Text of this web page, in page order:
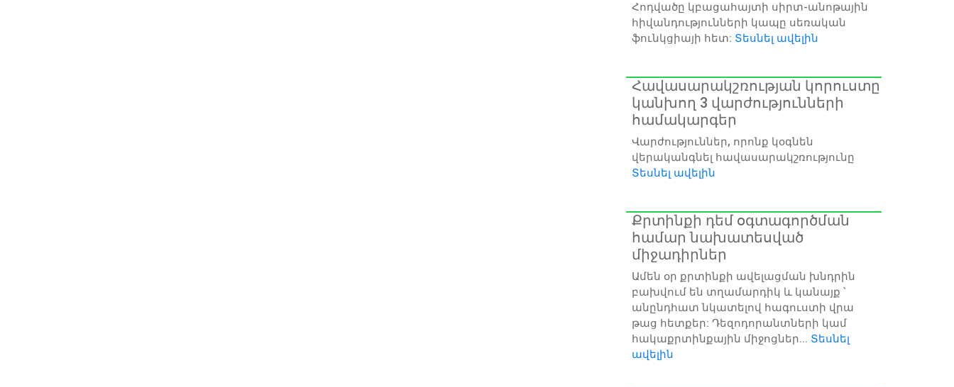
Հոդվածը կբացահայտի սիրտ-անոթային
հիվանդությունների կապը սեռական
ֆունկցիայի հետ: Տեսնել ավելին
Հավասարակշռության կորուստը
կանխող 3 վարժությունների
համակարգեր
Վարժություններ, որոնք կօգնեն
վերականգնել հավասարակշռությունը
Տեսնել ավելին
Քրտինքի դեմ օգտագործման
համար նախատեսված
միջադիրներ
Ամեն օր քրտինքի ավելացման խնդրին
բախվում են տղամարդիկ և կանայք ՝
անընդհատ նկատելով հագուստի վրա
թաց հետքեր: Դեզոդորանտների կամ
հակաքրտինքային միջոցներ... Տեսնել
ավելին